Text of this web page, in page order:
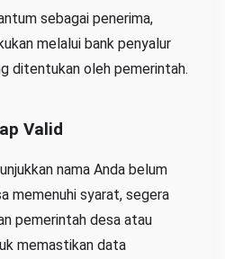
sebagai penerima,
melalui bank penyalur
ditentukan oleh pemerintah.
Valid
nama Anda belum
memenuhi syarat, segera
pemerintah desa atau
memastikan data